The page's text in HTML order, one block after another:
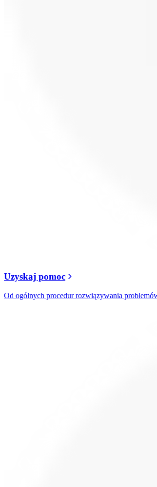
Uzyskaj pomoc
Od ogólnych procedur rozwiązywania